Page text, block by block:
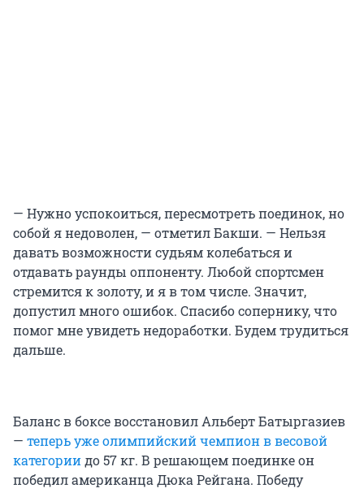
— Нужно успокоиться, пересмотреть поединок, но
собой я недоволен, — отметил Бакши. — Нельзя
давать возможности судьям колебаться и
отдавать раунды оппоненту. Любой спортсмен
стремится к золоту, и я в том числе. Значит,
допустил много ошибок. Спасибо сопернику, что
помог мне увидеть недоработки. Будем трудиться
дальше.
Баланс в боксе восстановил Альберт Батыргазиев
— теперь уже олимпийский чемпион в весовой
категориидо 57 кг. В решающем поединке он
победил американца Дюка Рейгана. Победу